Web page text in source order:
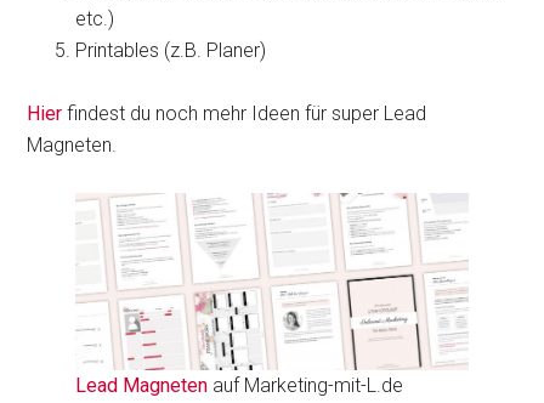
etc.)
Printables (z.B. Planer)
Hier findest du noch mehr Ideen für super Lead
Magneten.
Lead Magneten auf Marketing-mit-L.de